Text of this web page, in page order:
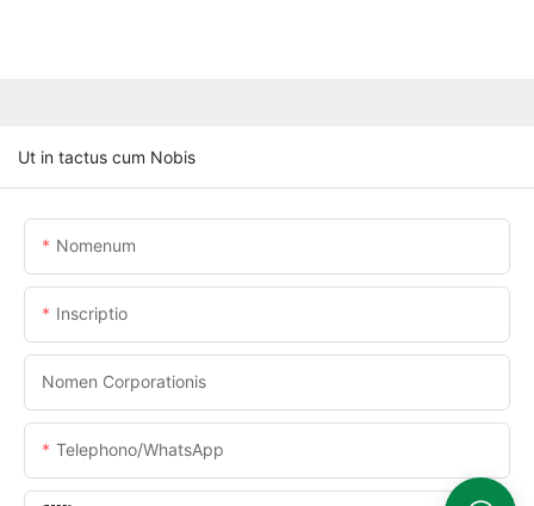
Ut in tactus cum Nobis
Nomenum
Inscriptio
Nomen Corporationis
Telephono/WhatsApp